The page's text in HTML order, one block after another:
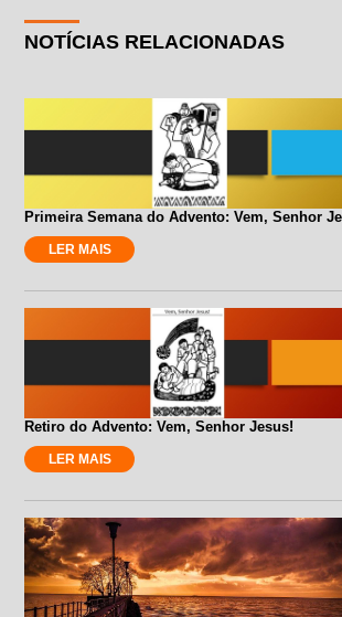
NOTÍCIAS RELACIONADAS
Primeira Semana do Advento: Vem, Senhor
LER MAIS
Retiro do Advento: Vem, Senhor Jesus!
LER MAIS